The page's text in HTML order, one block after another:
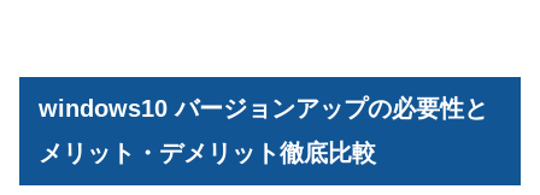
windows10 バージョンアップの必要性と
メリット・デメリット徹底比較